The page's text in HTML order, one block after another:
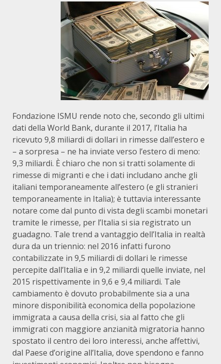
Fondazione ISMU rende noto che, secondo gli ultimi
dati della World Bank, durante il 2017, l’Italia ha
ricevuto 9,8 miliardi di dollari in rimesse dall’estero e
– a sorpresa – ne ha inviate verso l’estero di meno:
9,3 miliardi. È chiaro che non si tratti solamente di
rimesse di migranti e che i dati includano anche gli
italiani temporaneamente all’estero (e gli stranieri
temporaneamente in Italia); è tuttavia interessante
notare come dal punto di vista degli scambi monetari
tramite le rimesse, per l’Italia si sia registrato un
guadagno. Tale trend a vantaggio dell’Italia in realtà
dura da un triennio: nel 2016 infatti furono
contabilizzate in 9,5 miliardi di dollari le rimesse
percepite dall’Italia e in 9,2 miliardi quelle inviate, nel
2015 rispettivamente in 9,6 e 9,4 miliardi. Tale
cambiamento è dovuto probabilmente sia a una
minore disponibilità economica della popolazione
immigrata a causa della crisi, sia al fatto che gli
immigrati con maggiore anzianità migratoria hanno
spostato il centro dei loro interessi, anche affettivi,
dal Paese d’origine all’Italia, dove spendono e fanno